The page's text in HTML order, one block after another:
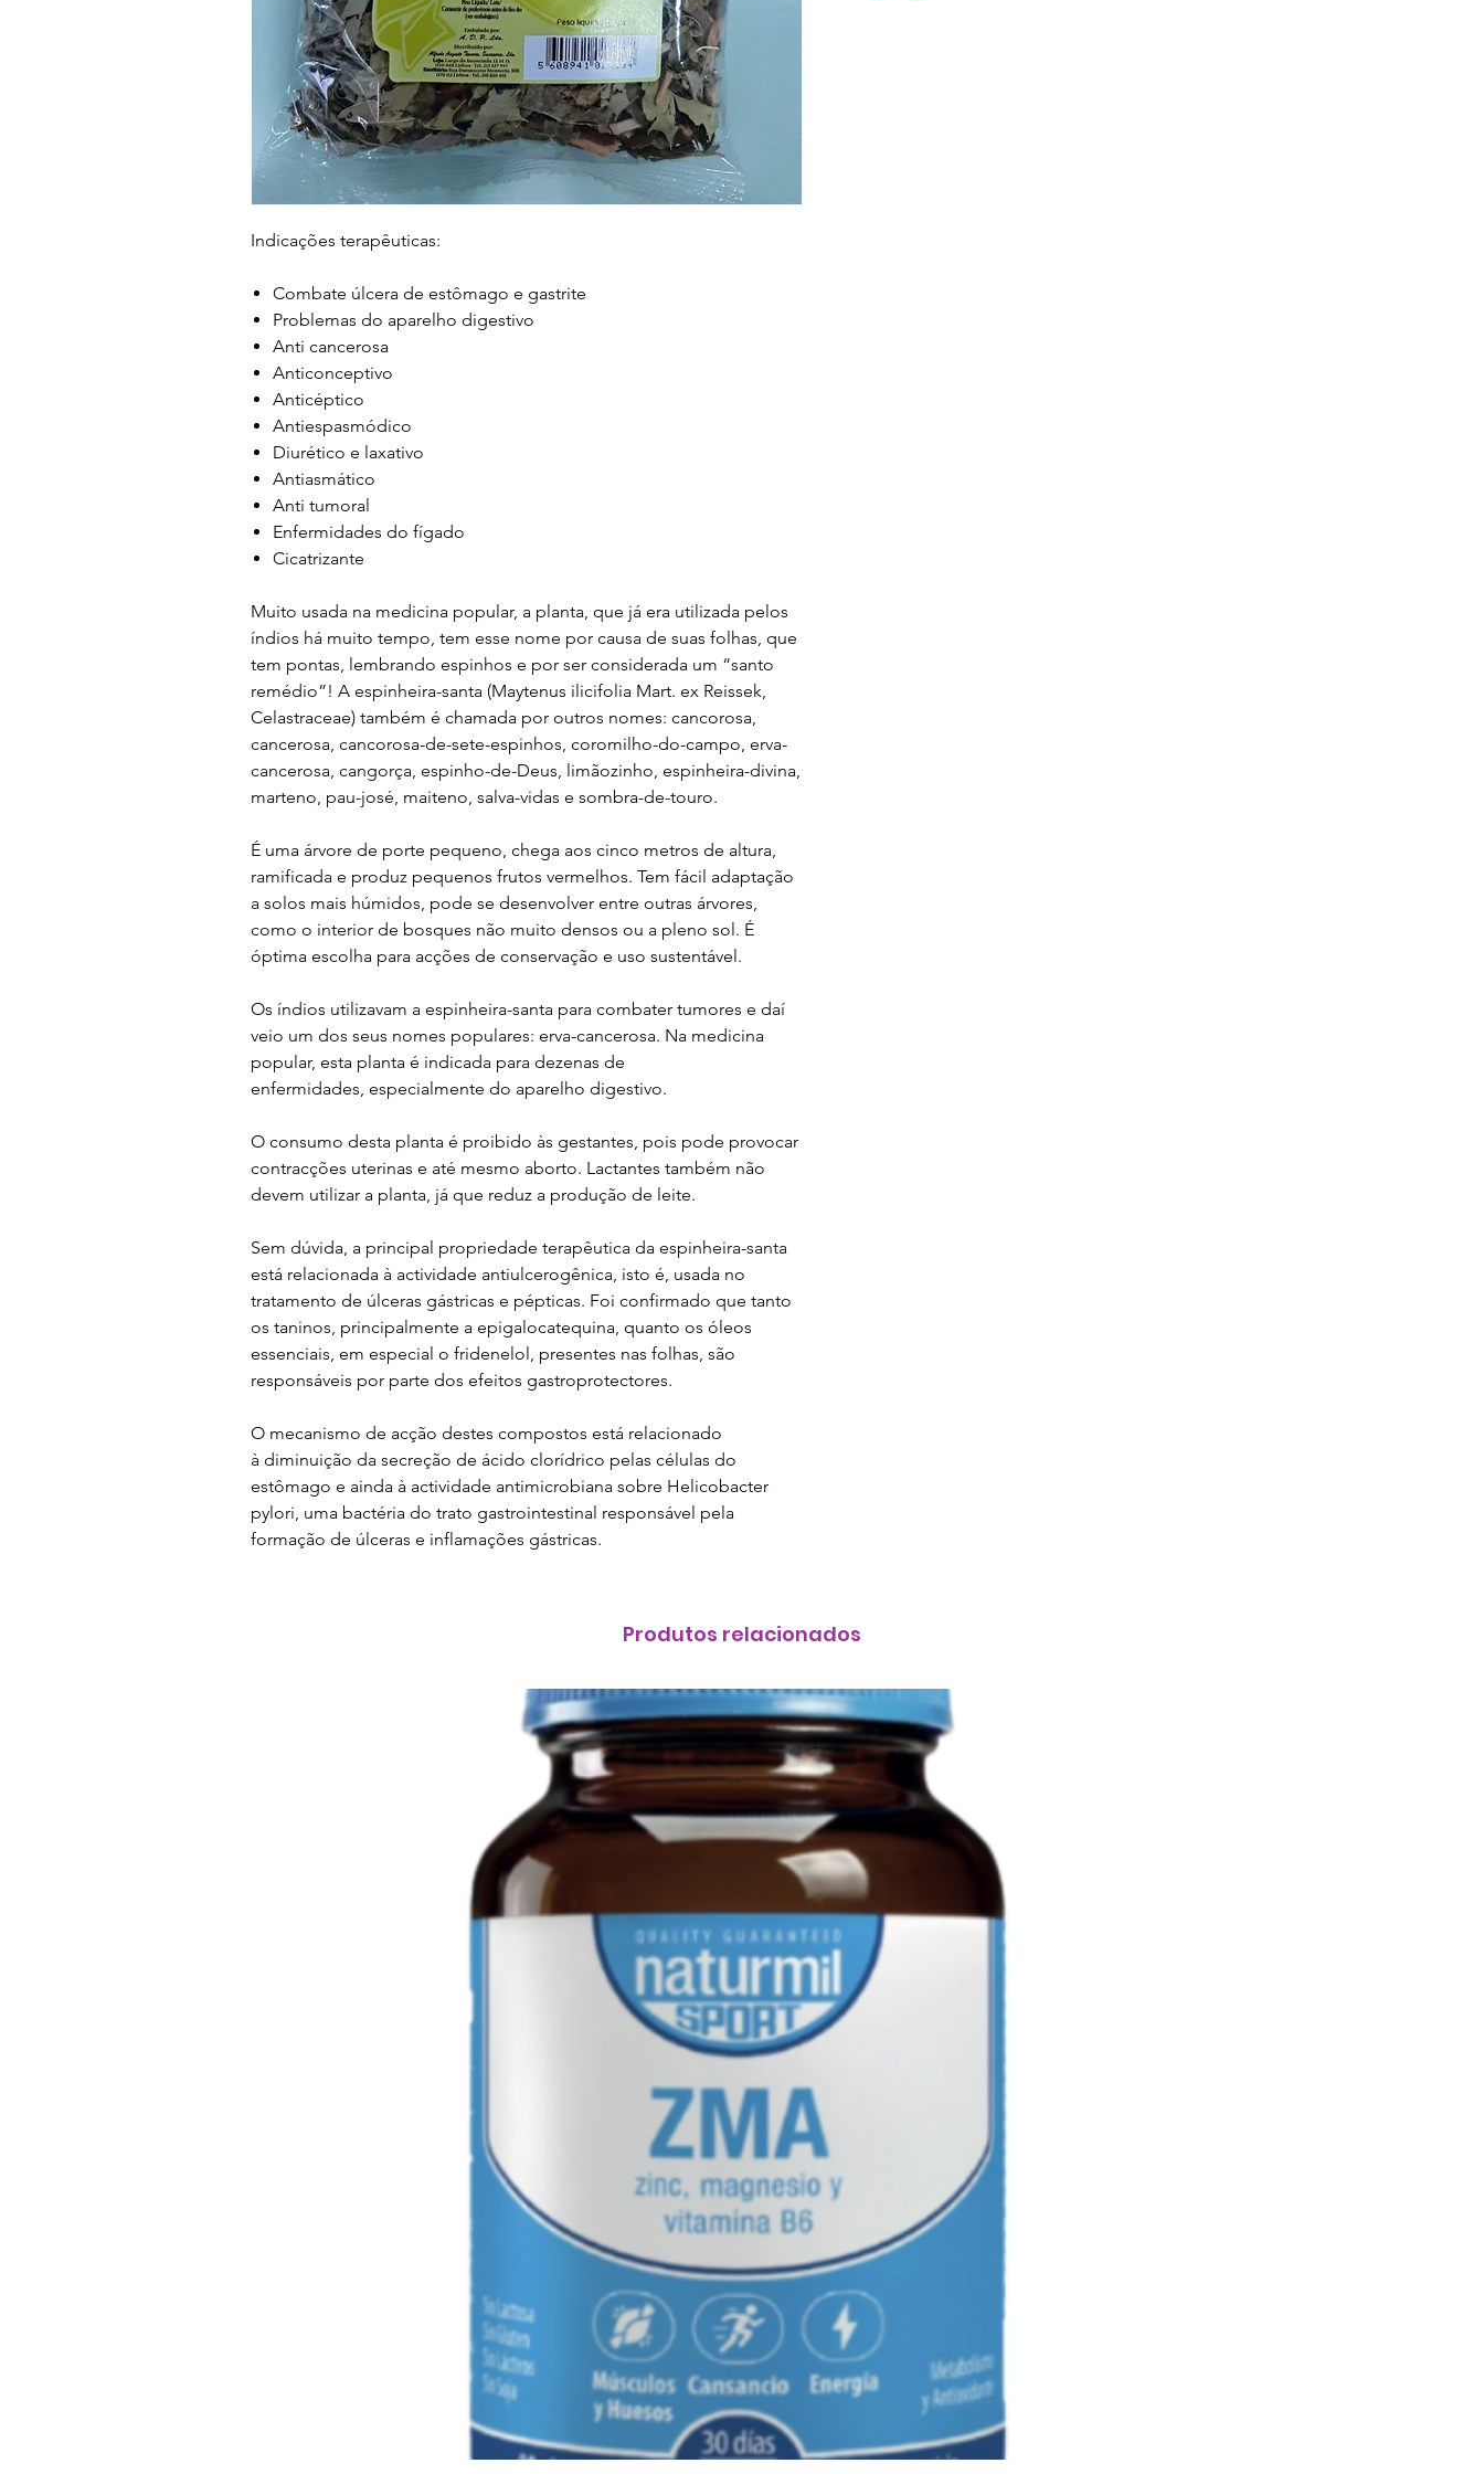
Indicações terapêuticas:
Combate úlcera de estômago e gastrite
Problemas do aparelho digestivo
Anti cancerosa
Anticonceptivo
Anticéptico
Antiespasmódico
Diurético e laxativo
Antiasmático
Anti tumoral
Enfermidades do fígado
Cicatrizante
Muito usada na medicina popular, a planta, que já era utilizada pelos
índios há muito tempo, tem esse nome por causa de suas folhas, que
tem pontas, lembrando espinhos e por ser considerada um “santo
remédio”! A espinheira-santa (Maytenus ilicifolia Mart. ex Reissek,
Celastraceae) também é chamada por outros nomes: cancorosa,
cancerosa, cancorosa-de-sete-espinhos, coromilho-do-campo, erva-
cancerosa, cangorça, espinho-de-Deus, limãozinho, espinheira-divina,
marteno, pau-josé, maiteno, salva-vidas e sombra-de-touro.
É uma árvore de porte pequeno, chega aos cinco metros de altura,
ramificada e produz pequenos frutos vermelhos. Tem fácil adaptação
a solos mais húmidos, pode se desenvolver entre outras árvores,
como o interior de bosques não muito densos ou a pleno sol. É
óptima escolha para acções de conservação e uso sustentável.
Os índios utilizavam a espinheira-santa para combater tumores e daí
veio um dos seus nomes populares: erva-cancerosa. Na medicina
popular, esta planta é indicada para dezenas de
enfermidades, especialmente do aparelho digestivo.
O consumo desta planta é proibido às gestantes, pois pode provocar
contracções uterinas e até mesmo aborto. Lactantes também não
devem utilizar a planta, já que reduz a produção de leite.
Sem dúvida, a principal propriedade terapêutica da espinheira-santa
está relacionada à actividade antiulcerogênica, isto é, usada no
tratamento de úlceras gástricas e pépticas. Foi confirmado que tanto
os taninos, principalmente a epigalocatequina, quanto os óleos
essenciais, em especial o fridenelol, presentes nas folhas, são
responsáveis por parte dos efeitos gastroprotectores.
O mecanismo de acção destes compostos está relacionado
à diminuição da secreção de ácido clorídrico pelas células do
estômago e ainda à actividade antimicrobiana sobre Helicobacter
pylori, uma bactéria do trato gastrointestinal responsável pela
formação de úlceras e inflamações gástricas.
Produtos relacionados